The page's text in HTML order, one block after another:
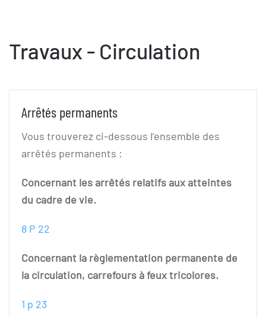
Travaux - Circulation
Arrêtés permanents
Vous trouverez ci-dessous l’ensemble des
arrêtés permanents :
Concernant les arrêtés relatifs aux atteintes
du cadre de vie.
8 P 22
Concernant la règlementation permanente de
la circulation, carrefours à feux tricolores.
1 p 23